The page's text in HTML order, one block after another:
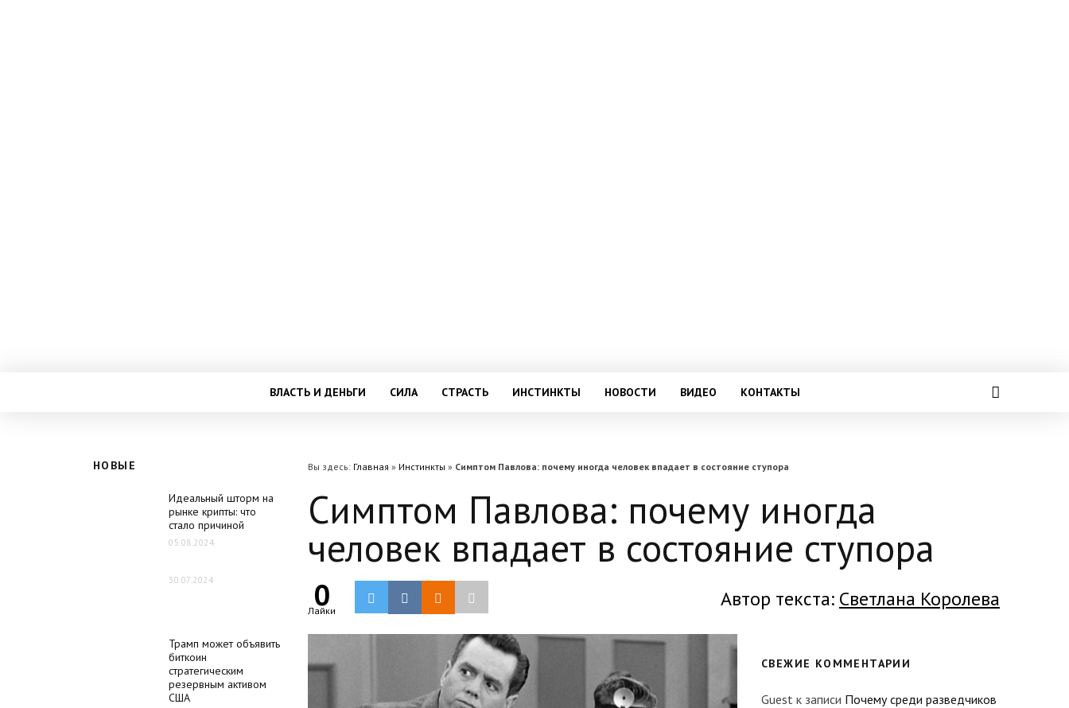
ВЛАСТЬ И ДЕНЬГИ СИЛА СТРАСТЬ ИНСТИНКТЫ НОВОСТИ ВИДЕО КОНТАКТЫ
НОВЫЕ
Идеальный шторм на
рынке крипты: что
стало причиной
05.08.2024
30.07.2024
Трамп может объявить
биткоин
стратегическим
резервным активом
США
Вы здесь: Главная » Инстинкты » Симптом Павлова: почему иногда человек впадает в состояние ступора
Симптом Павлова: почему иногда
человек впадает в состояние ступора
0
Лайки Автор текста: Светлана Королева
СВЕЖИЕ КОММЕНТАРИИ
Guest к записи Почему среди разведчиков